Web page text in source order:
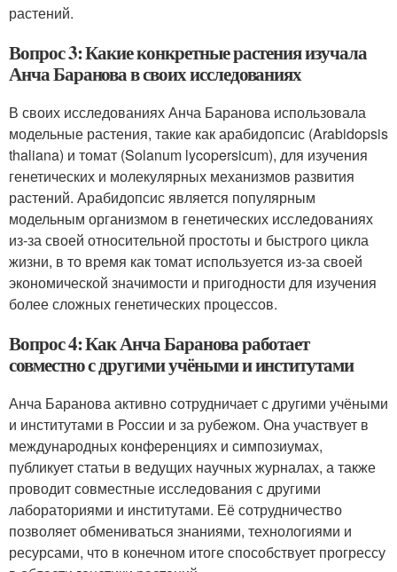
растений.
Вопрос 3: Какие конкретные растения изучала
Анча Баранова в своих исследованиях
В своих исследованиях Анча Баранова использовала
модельные растения, такие как арабидопсис (Arabidopsis
thaliana) и томат (Solanum lycopersicum), для изучения
генетических и молекулярных механизмов развития
растений. Арабидопсис является популярным
модельным организмом в генетических исследованиях
из-за своей относительной простоты и быстрого цикла
жизни, в то время как томат используется из-за своей
экономической значимости и пригодности для изучения
более сложных генетических процессов.
Вопрос 4: Как Анча Баранова работает
совместно с другими учёными и институтами
Анча Баранова активно сотрудничает с другими учёными
и институтами в России и за рубежом. Она участвует в
международных конференциях и симпозиумах,
публикует статьи в ведущих научных журналах, а также
проводит совместные исследования с другими
лабораториями и институтами. Её сотрудничество
позволяет обмениваться знаниями, технологиями и
ресурсами, что в конечном итоге способствует прогрессу